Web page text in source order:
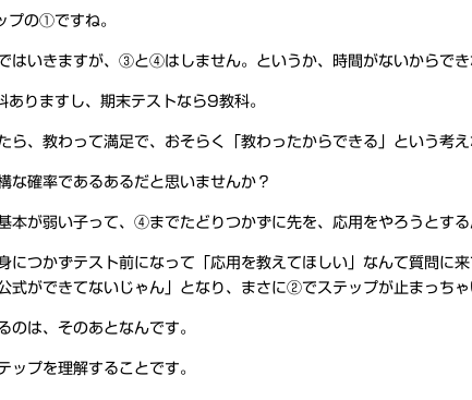
プの①ですね。
はいきますが、③と④はしません。というか、時間がないからでき
ありますし、期末テストなら9教科。
ら、教わって満足で、おそらく「教わったからできる」という考え
な確率であるあるだと思いませんか？
本が弱い子って、④までたどりつかずに先を、応用をやろうとする
につかずテスト前になって「応用を教えてほしい」なんて質問に
式ができてないじゃん」となり、まさに②でステップが止まっちゃ
のは、そのあとなんです。
ップを理解することです。